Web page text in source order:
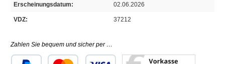
Erscheinungsdatum: 02.06.2026
VDZ: 37212
Zahlen Sie bequem und sicher per …